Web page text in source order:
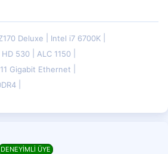
Deluxe
Intel i7 6700K
HD 530
ALC 1150
Gigabit Ethernet
DENEYİMLİ ÜYE